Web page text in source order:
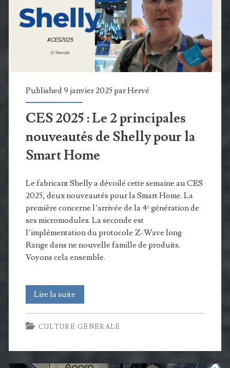
robot
aspirateur
en
robot
multifonction
Published 9 janvier 2025 parHervé
CES 2025 : Le 2 principales
nouveautés de Shelly pour la
Smart Home
Le fabricant Shelly a dévoilé cette semaine au CES
2025, deux nouveautés pour la Smart Home. La
première concerne l’arrivée de la 4ᵉ génération de
ses micromodules. La seconde est
l’implémentation du protocole Z-Wave long
Range dans ne nouvelle famille de produits.
Voyons cela ensemble.
Lire la suite
2025
Le
CULTURE GÉNÉRALE